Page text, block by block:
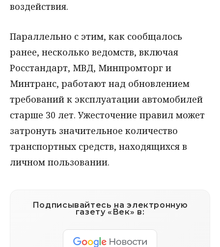
воздействия.
Параллельно с этим, как сообщалось
ранее, несколько ведомств, включая
Росстандарт, МВД, Минпромторг и
Минтранс, работают над обновлением
требований к эксплуатации автомобилей
старше 30 лет. Ужесточение правил может
затронуть значительное количество
транспортных средств, находящихся в
личном пользовании.
Подписывайтесь на электронную
газету «Век» в: